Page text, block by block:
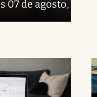
07 de agosto,